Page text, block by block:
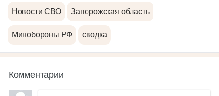
Новости СВО Запорожская область
Минобороны РФ сводка
Комментарии